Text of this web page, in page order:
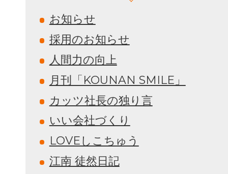
お知らせ
採用のお知らせ
人間力の向上
月刊「KOUNAN SMILE」
カッツ社長の独り言
いい会社づくり
LOVEしこちゅう
江南 徒然日記